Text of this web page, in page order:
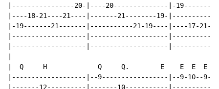
|----------------20-|----20--------------|-
|----18-21----21----|-------21--------19-|----------
|-19-------21-------|-----------21-19----|----17-
|-------------------|--------------------
|-------------------|--------------------
|  Q     H             Q     Q.        E    E  E  E
|-------------------|--9-----------------|--9-10--
|-------12----------|-------10-----------|----------